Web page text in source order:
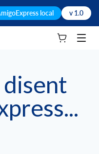
local v 1.0
Votre panier